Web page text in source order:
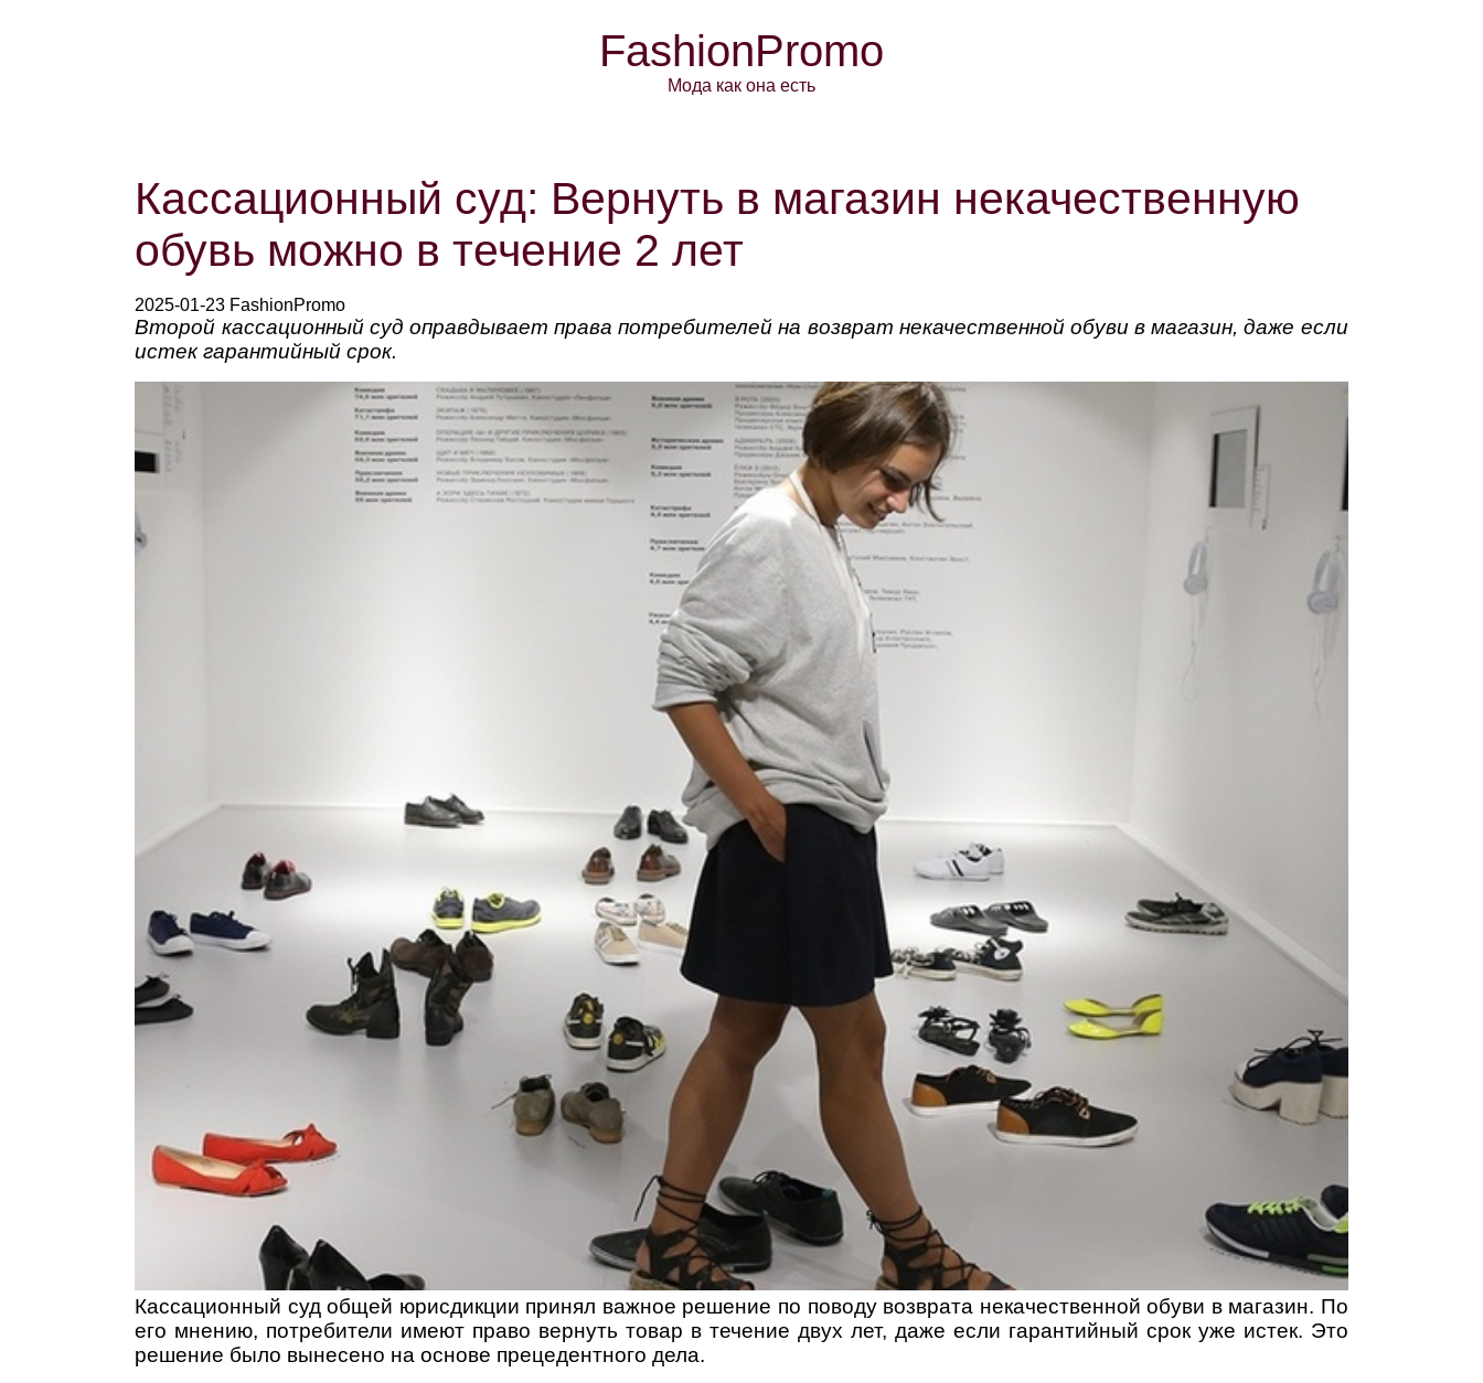
FashionPromo
Мода как она есть
Кассационный суд: Вернуть в магазин некачественную
обувь можно в течение 2 лет
2025-01-23 FashionPromo
Второй кассационный суд оправдывает права потребителей на возврат некачественной обуви в магазин, даже если
истек гарантийный срок.
Кассационный суд общей юрисдикции принял важное решение по поводу возврата некачественной обуви в магазин. По
его мнению, потребители имеют право вернуть товар в течение двух лет, даже если гарантийный срок уже истек. Это
решение было вынесено на основе прецедентного дела.